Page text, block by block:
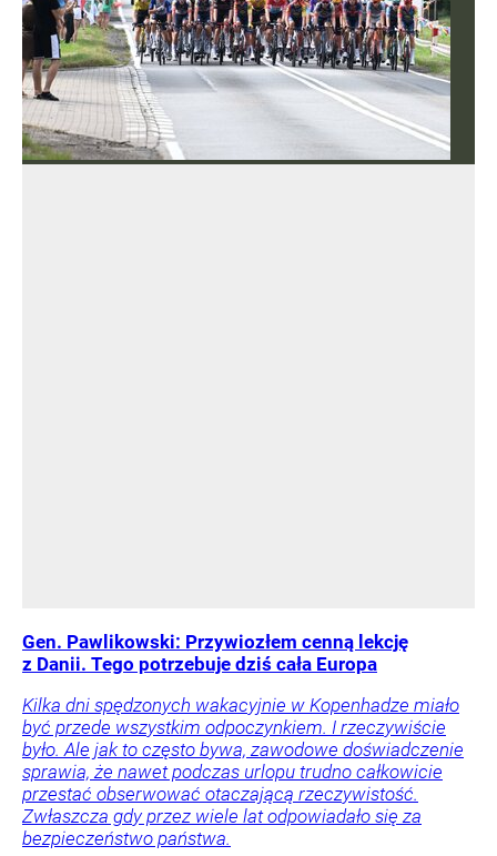
Gen. Pawlikowski: Przywiozłem cenną lekcję
z Danii. Tego potrzebuje dziś cała Europa
Kilka dni spędzonych wakacyjnie w Kopenhadze miało
być przede wszystkim odpoczynkiem. I rzeczywiście
było. Ale jak to często bywa, zawodowe doświadczenie
sprawia, że nawet podczas urlopu trudno całkowicie
przestać obserwować otaczającą rzeczywistość.
Zwłaszcza gdy przez wiele lat odpowiadało się za
bezpieczeństwo państwa.